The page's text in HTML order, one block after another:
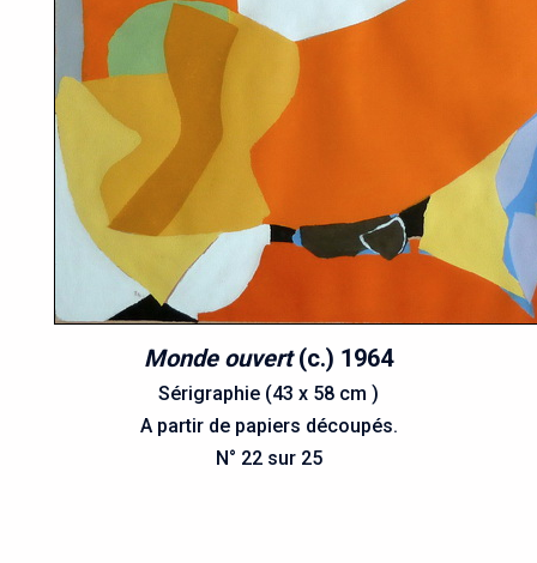
Monde ouvert(c.) 1964
Sérigraphie (43 x 58 cm )
A partir de papiers découpés.
N° 22 sur 25